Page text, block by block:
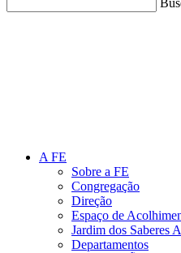
A FE
Sobre a FE
Congregação
Direção
Espaço de
Jardim dos Saberes
Departamentos